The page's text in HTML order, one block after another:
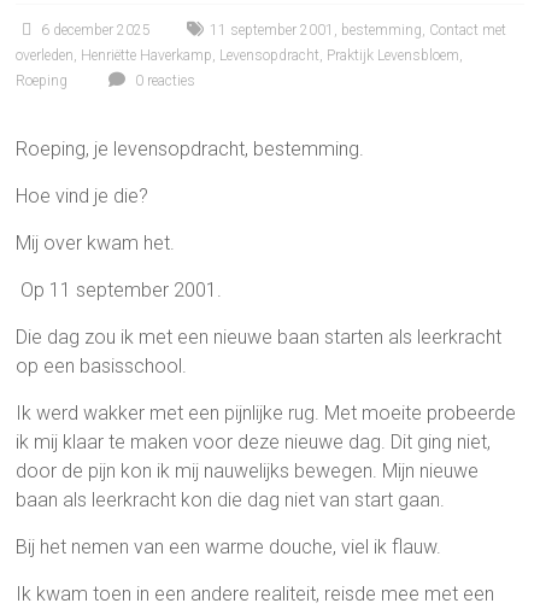
6 december 2025 11 september 2001 bestemming Contact met
overleden Henriëtte Haverkamp Levensopdracht Praktijk Levensbloem
Roeping
0 reacties
Roeping, je levensopdracht, bestemming.
Hoe vind je die?
Mij over kwam het.
Op 11 september 2001.
Die dag zou ik met een nieuwe baan starten als leerkracht
op een basisschool.
Ik werd wakker met een pijnlijke rug. Met moeite probeerde
ik mij klaar te maken voor deze nieuwe dag. Dit ging niet,
door de pijn kon ik mij nauwelijks bewegen. Mijn nieuwe
baan als leerkracht kon die dag niet van start gaan.
Bij het nemen van een warme douche, viel ik flauw.
Ik kwam toen in een andere realiteit, reisde mee met een